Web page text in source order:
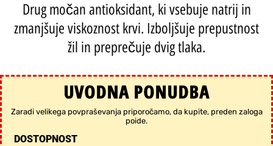
Drug močan antioksidant, ki vsebuje natrij in
zmanjšuje viskoznost krvi. Izboljšuje prepustnost
žil in preprečuje dvig tlaka.
UVODNA PONUDBA
Zaradi velikega povpraševanja priporočamo, da kupite, preden zaloga
poide.
DOSTOPNOST